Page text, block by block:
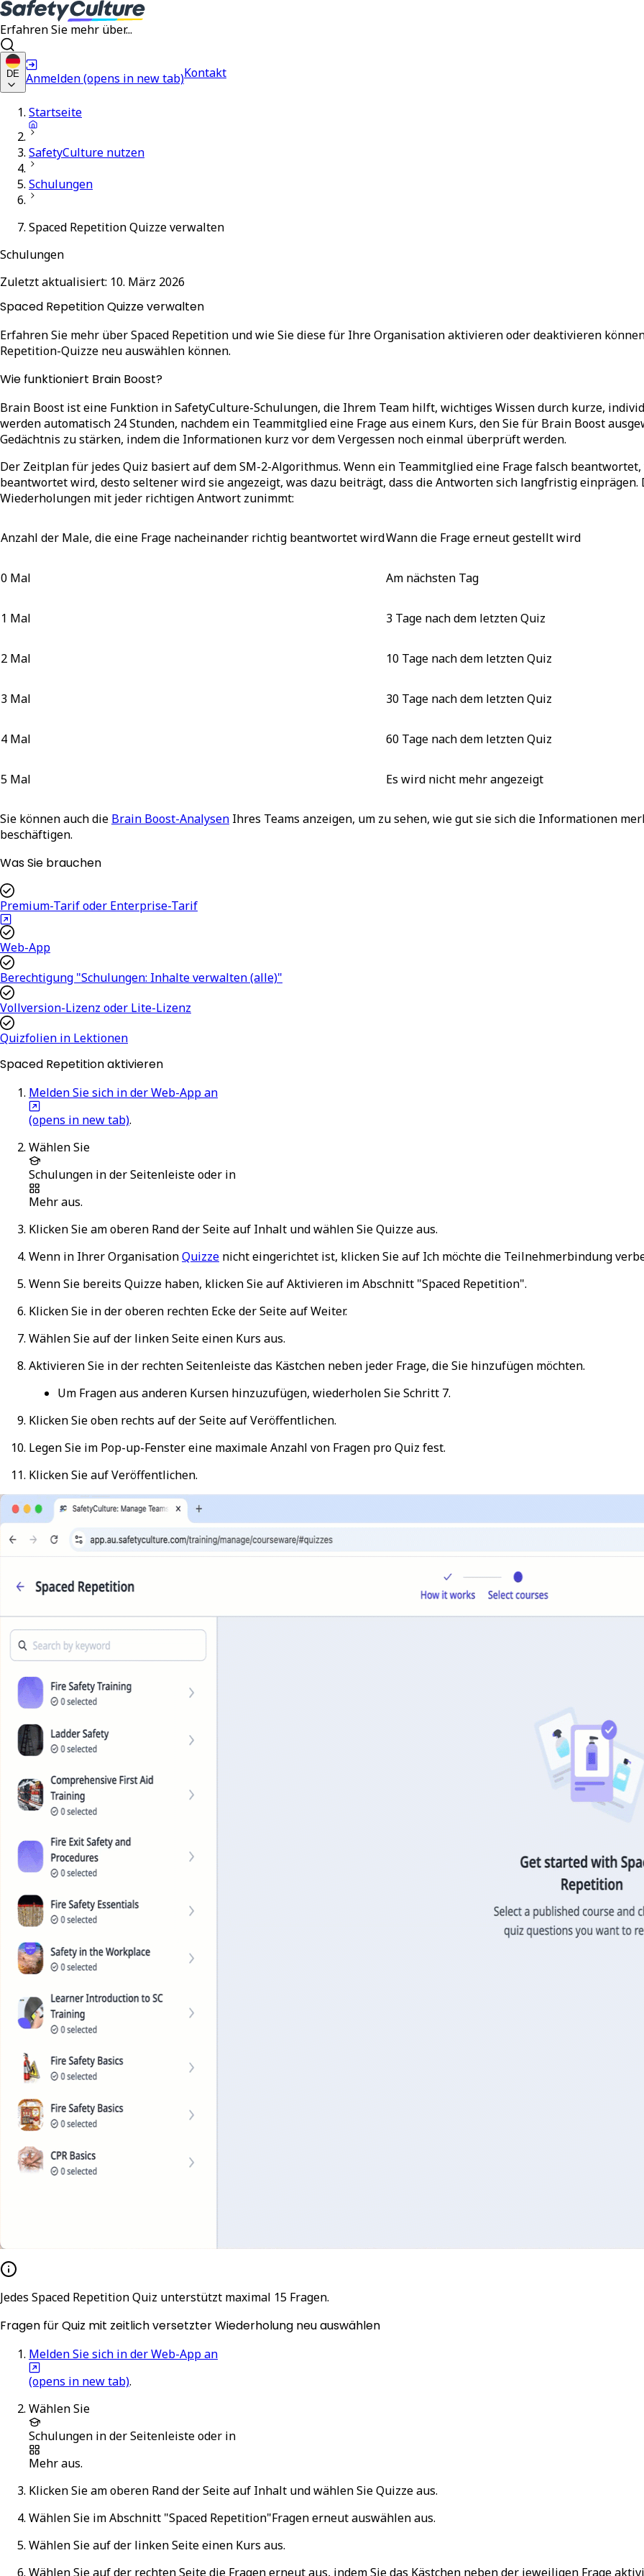
Erfahren Sie mehr über...
DE Anmelden(opens in new tab)Kontakt
Startseite
SafetyCulture nutzen
Schulungen
Spaced Repetition Quizze verwalten
Schulungen
Zuletzt aktualisiert: 10. März 2026
Spaced Repetition Quizze verwalten
Erfahren Sie mehr über Spaced Repetition und wie Sie diese für Ihre Organisation aktivieren oder deaktivieren
Repetition-Quizze neu auswählen können.
Wie funktioniert Brain Boost?
Brain Boost ist eine Funktion in SafetyCulture-Schulungen, die Ihrem Team hilft, wichtiges Wissen durch kurze,
werden automatisch 24 Stunden, nachdem ein Teammitglied eine Frage aus einem Kurs, den Sie für Brain Boost
Gedächtnis zu stärken, indem die Informationen kurz vor dem Vergessen noch einmal überprüft werden.
Der Zeitplan für jedes Quiz basiert auf dem SM-2-Algorithmus. Wenn ein Teammitglied eine Frage falsch
beantwortet wird, desto seltener wird sie angezeigt, was dazu beiträgt, dass die Antworten sich langfristig einprägen.
Wiederholungen mit jeder richtigen Antwort zunimmt:
Anzahl der Male, die eine Frage nacheinander richtig beantwortet wirdWann die Frage erneut gestellt wird
0 Mal Am nächsten Tag
1 Mal 3 Tage nach dem letzten Quiz
2 Mal 10 Tage nach dem letzten Quiz
3 Mal 30 Tage nach dem letzten Quiz
4 Mal 60 Tage nach dem letzten Quiz
5 Mal Es wird nicht mehr angezeigt
Sie können auch die Brain Boost-Analysen Ihres Teams anzeigen, um zu sehen, wie gut sie sich die Informationen
beschäftigen.
Was Sie brauchen
Premium-Tarif oder Enterprise-Tarif
Web-App
Berechtigung "Schulungen: Inhalte verwalten (alle)"
Vollversion-Lizenz oder Lite-Lizenz
Quizfolien in Lektionen
Spaced Repetition aktivieren
Melden Sie sich in der Web-App an
(opens in new tab).
Wählen Sie
Schulungen in der Seitenleiste oder in
Mehraus.
Klicken Sie am oberen Rand der Seite auf Inhalt und wählen SieQuizzeaus.
Wenn in Ihrer OrganisationQuizze nicht eingerichtet ist, klicken Sie auf Ich möchte die Teilnehmerbindung
Wenn Sie bereits Quizze haben, klicken Sie aufAktivieren im Abschnitt "Spaced Repetition".
Klicken Sie in der oberen rechten Ecke der Seite aufWeiter.
Wählen Sie auf der linken Seite einen Kurs aus.
Aktivieren Sie in der rechten Seitenleiste das Kästchen neben jeder Frage, die Sie hinzufügen möchten.
Um Fragen aus anderen Kursen hinzuzufügen, wiederholen Sie Schritt 7.
Klicken Sie oben rechts auf der Seite aufVeröffentlichen.
Legen Sie im Pop-up-Fenster eine maximale Anzahl von Fragen pro Quiz fest.
Klicken Sie aufVeröffentlichen.
Jedes Spaced Repetition Quiz unterstützt maximal 15 Fragen.
Fragen für Quiz mit zeitlich versetzter Wiederholung neu auswählen
Melden Sie sich in der Web-App an
(opens in new tab).
Wählen Sie
Schulungen in der Seitenleiste oder in
Mehraus.
Klicken Sie am oberen Rand der Seite auf Inhalt und wählen SieQuizzeaus.
Wählen Sie im Abschnitt "Spaced Repetition"Fragen erneut auswählenaus.
Wählen Sie auf der linken Seite einen Kurs aus.
Wählen Sie auf der rechten Seite die Fragen erneut aus, indem Sie das Kästchen neben der jeweiligen Frage